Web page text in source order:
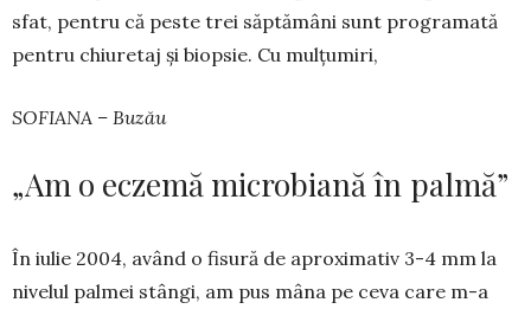
sfat, pentru că peste trei săptămâni sunt programată
pen­tru chiuretaj și biopsie. Cu mulțumiri,
SOFIANA – Buzău
„Am o eczemă microbiană în palmă”
În iulie 2004, având o fisură de aproximativ 3-4 mm la
nivelul palmei stângi, am pus mâna pe ceva care m-a